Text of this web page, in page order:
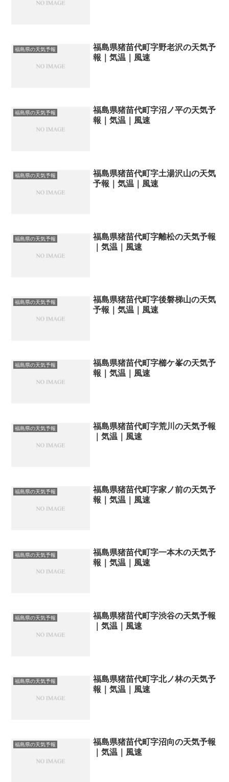
福島県の天気予報
福島県猪苗代町字野老沢の天気予
報｜気温｜風速
福島県の天気予報
福島県猪苗代町字沼ノ平の天気予
報｜気温｜風速
福島県の天気予報
福島県猪苗代町字土湯沢山の天気
予報｜気温｜風速
福島県の天気予報
福島県猪苗代町字離松の天気予報
｜気温｜風速
福島県の天気予報
福島県猪苗代町字後磐梯山の天気
予報｜気温｜風速
福島県の天気予報
福島県猪苗代町字櫛ケ峯の天気予
報｜気温｜風速
福島県の天気予報
福島県猪苗代町字荒川の天気予報
｜気温｜風速
福島県の天気予報
福島県猪苗代町字家ノ前の天気予
報｜気温｜風速
福島県の天気予報
福島県猪苗代町字一本木の天気予
報｜気温｜風速
福島県の天気予報
福島県猪苗代町字渋谷の天気予報
｜気温｜風速
福島県の天気予報
福島県猪苗代町字北ノ林の天気予
報｜気温｜風速
福島県の天気予報
福島県猪苗代町字沼向の天気予報
｜気温｜風速